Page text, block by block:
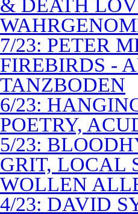
& DEATH
7/23: PETER
FIREBIRDS -
TANZBODEN
6/23:
POETRY,
5/23:
GRIT, LOCAL
WOLLEN
4/23: DAVID